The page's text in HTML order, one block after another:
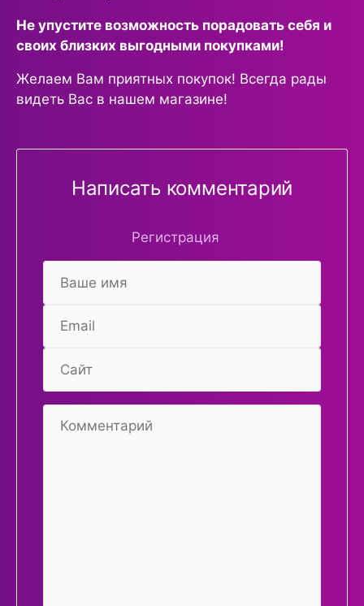
Не упустите возможность порадовать себя и
своих близких выгодными покупками!
Желаем Вам приятных покупок! Всегда рады
видеть Вас в нашем магазине!
Написать комментарий
Регистрация